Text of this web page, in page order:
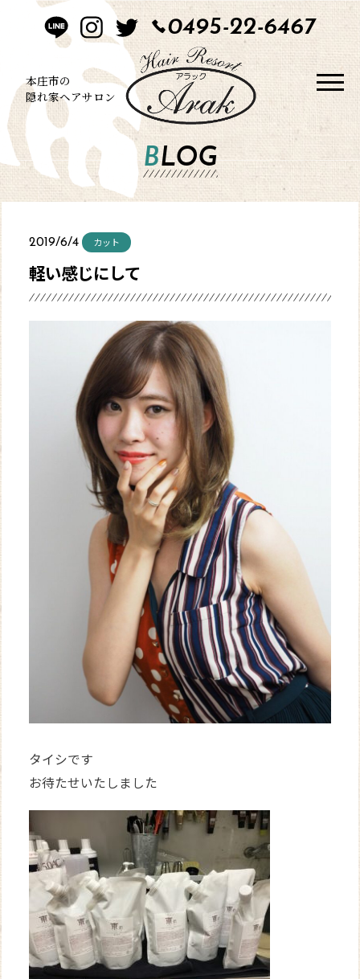
HOME
CONCEPT
STYLE
MENU
CONTACT
WEB
0495-22-6467
本庄市の
隠れ家ヘアサロン
BLOG
2019/6/4 カット
軽い感じにして
タイシです
お待たせいたしました